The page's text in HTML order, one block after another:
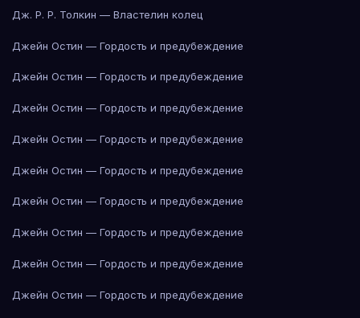
Дж. Р. Р. Толкин — Властелин колец
Джейн Остин — Гордость и предубеждение
Джейн Остин — Гордость и предубеждение
Джейн Остин — Гордость и предубеждение
Джейн Остин — Гордость и предубеждение
Джейн Остин — Гордость и предубеждение
Джейн Остин — Гордость и предубеждение
Джейн Остин — Гордость и предубеждение
Джейн Остин — Гордость и предубеждение
Джейн Остин — Гордость и предубеждение